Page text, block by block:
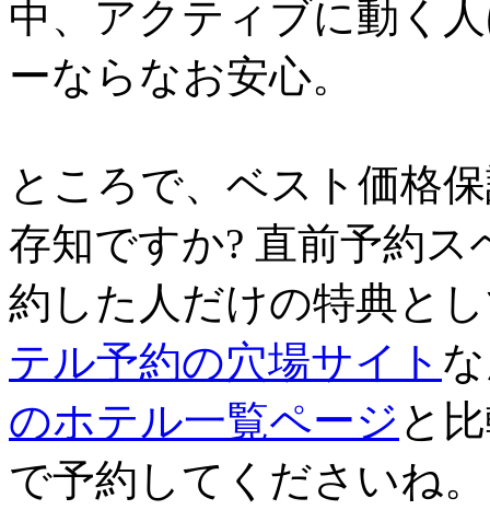
中、アクティブに動く
ーならなお安心。
ところで、ベスト価格
存知ですか? 直前予約
約した人だけの特典と
テル予約の穴場サイト
のホテル一覧ページ と
で予約してくださいね。